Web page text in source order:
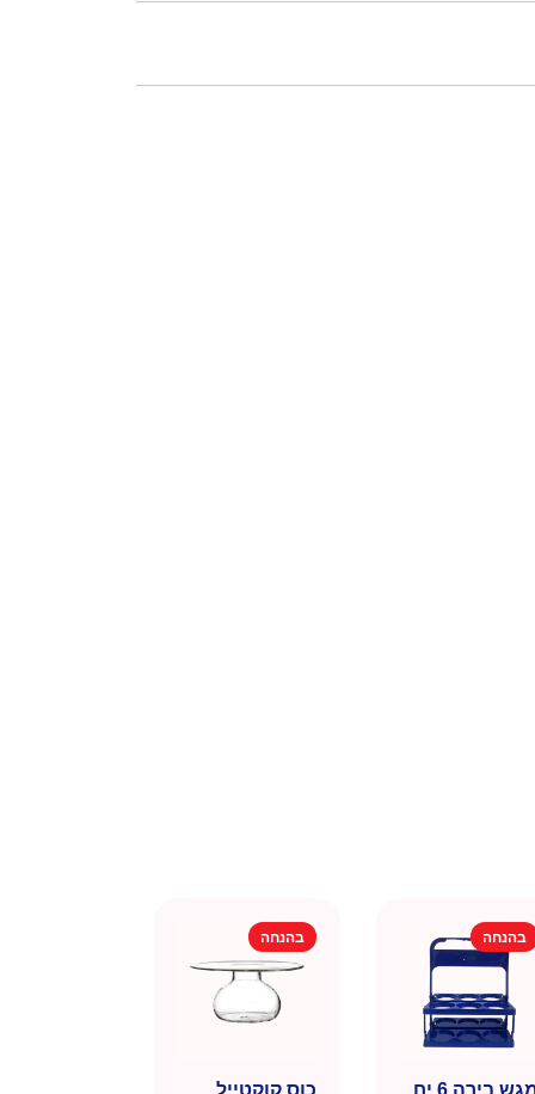
בהנחה בהנחה